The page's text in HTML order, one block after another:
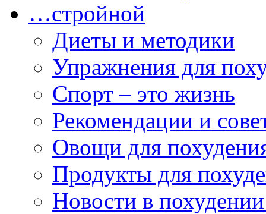
…стройной
Диеты и методики
Упражнения для
Спорт – это жизнь
Рекомендации и
Овощи для
Продукты для
Новости в